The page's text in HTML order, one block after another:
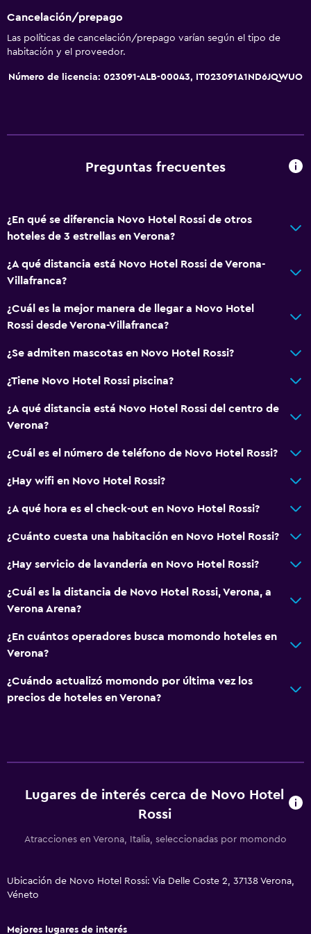
Wifi gratis
Wifi disponible en todas las instalaciones
Extinguidor
Calefacción
Gel de ducha
Aire acondicionado
Papeleras
Baño
Ducha
Bidé
Aseo
Papel higiénico
Baño privado
Servicios y facilidades
Servicio de despertador
Servicio de conserjería
Caja fuerte
Boletos de transporte público
Acceso con tarjeta
Recepción 24 horas
Ventana
Piso de parquet o madera noble
Comedor
Cancelación/prepago
Las políticas de cancelación/prepago varían según el tipo de
habitación y el proveedor.
Número de licencia: 023091-ALB-00043, IT023091A1ND6JQWUO
Preguntas frecuentes
¿En qué se diferencia Novo Hotel Rossi de otros
hoteles de 3 estrellas en Verona?
¿A qué distancia está Novo Hotel Rossi de Verona-
Villafranca?
¿Cuál es la mejor manera de llegar a Novo Hotel
Rossi desde Verona-Villafranca?
¿Se admiten mascotas en Novo Hotel Rossi?
¿Tiene Novo Hotel Rossi piscina?
¿A qué distancia está Novo Hotel Rossi del centro de
Verona?
¿Cuál es el número de teléfono de Novo Hotel Rossi?
¿Hay wifi en Novo Hotel Rossi?
¿A qué hora es el check-out en Novo Hotel Rossi?
¿Cuánto cuesta una habitación en Novo Hotel Rossi?
¿Hay servicio de lavandería en Novo Hotel Rossi?
¿Cuál es la distancia de Novo Hotel Rossi, Verona, a
Verona Arena?
¿En cuántos operadores busca momondo hoteles en
Verona?
¿Cuándo actualizó momondo por última vez los
precios de hoteles en Verona?
Lugares de interés cerca de Novo Hotel
Rossi
Atracciones en Verona, Italia, seleccionadas por momondo
Ubicación de Novo Hotel Rossi: Via Delle Coste 2, 37138 Verona,
Véneto
Mejores lugares de interés